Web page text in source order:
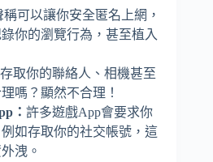
稱可以讓你安全匿名上網，
你的瀏覽行為，甚至植入
取你的聯絡人、相機甚至
嗎？顯然不合理！
： 許多遊戲App會要求你
如存取你的社交帳號，這
洩。